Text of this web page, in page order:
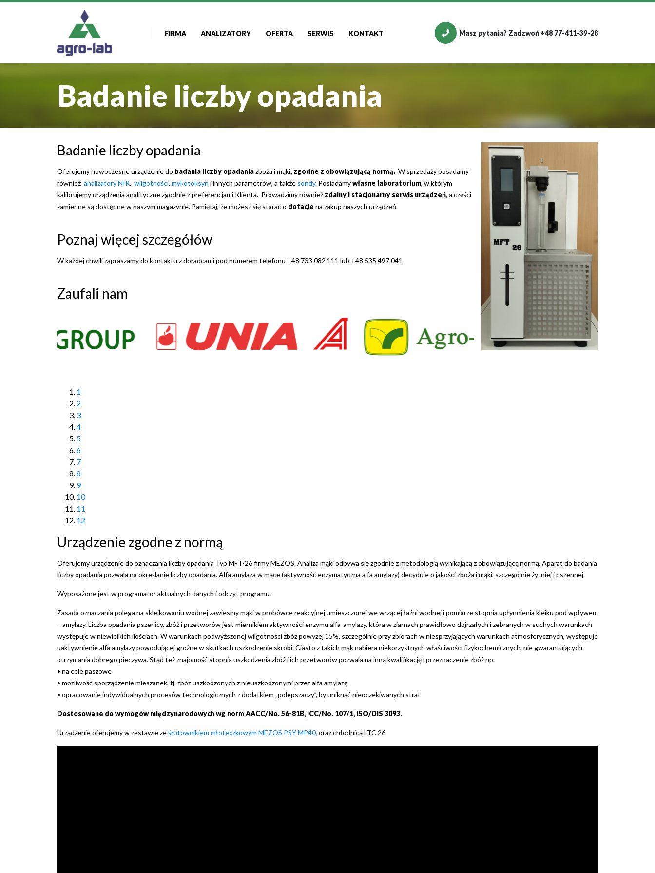
FIRMA ANALIZATORY OFERTA SERWIS KONTAKT Masz pytania? Zadzwoń +48 77-411-39-28
Badanie liczby opadania
Badanie liczby opadania
Oferujemy nowoczesne urządzenie do badania liczby opadaniazboża i mąki, zgodne z obowiązującą normą. W sprzedaży posadamy
również analizatory NIR, wilgotności, mykotoksyn i innych parametrów, a także sondy. Posiadamywłasne laboratorium, w którym
kalibrujemy urządzenia analityczne zgodnie z preferencjami Klienta. Prowadzimy również zdalny i stacjonarny serwis urządzeń, a części
zamienne są dostępne w naszym magazynie. Pamiętaj, że możesz się starać o dotacje na zakup naszych urządzeń.
Poznaj więcej szczegółów
W każdej chwili zapraszamy do kontaktu z doradcami pod numerem telefonu +48 733 082 111 lub +48 535 497 041
Zaufali nam
1
2
3
4
5
6
7
8
9
10
11
12
Urządzenie zgodne z normą
Oferujemy urządzenie do oznaczania liczby opadania Typ MFT-26 firmy MEZOS. Analiza mąki odbywa się zgodnie z metodologią wynikającą z obowiązującą normą. Aparat do badania
liczby opadania pozwala na określanie liczby opadania. Alfa amylaza w mące (aktywność enzymatyczna alfa amylazy) decyduje o jakości zboża i mąki, szczególnie żytniej i pszennej.
Wyposażone jest w programator aktualnych danych i odczyt programu.
Zasada oznaczania polega na skleikowaniu wodnej zawiesiny mąki w probówce reakcyjnej umieszczonej we wrzącej łaźni wodnej i pomiarze stopnia upłynnienia kleiku pod wpływem
– amylazy. Liczba opadania pszenicy, zbóż i przetworów jest miernikiem aktywności enzymu alfa-amylazy, która w ziarnach prawidłowo dojrzałych i zebranych w suchych warunkach
występuje w niewielkich ilościach. W warunkach podwyższonej wilgotności zbóż powyżej 15%, szczególnie przy zbiorach w niesprzyjających warunkach atmosferycznych, występuje
uaktywnienie alfa amylazy powodującej groźne w skutkach uszkodzenie skrobi. Ciasto z takich mąk nabiera niekorzystnych właściwości fizykochemicznych, nie gwarantujących
otrzymania dobrego pieczywa. Stąd też znajomość stopnia uszkodzenia zbóż i ich przetworów pozwala na inną kwalifikację i przeznaczenie zbóż np.
• na cele paszowe
• możliwość sporządzenie mieszanek, tj. zbóż uszkodzonych z nieuszkodzonymi przez alfa amylazę
• opracowanie indywidualnych procesów technologicznych z dodatkiem „polepszaczy”, by uniknąć nieoczekiwanych strat
Dostosowane do wymogów międzynarodowych wg normAACC/No. 56-81B, ICC/No. 107/1, ISO/DIS 3093.
Urządzenie oferujemy w zestawie ześrutownikiem młoteczkowym MEZOS PSY MP40, oraz chłodnicą LTC 26